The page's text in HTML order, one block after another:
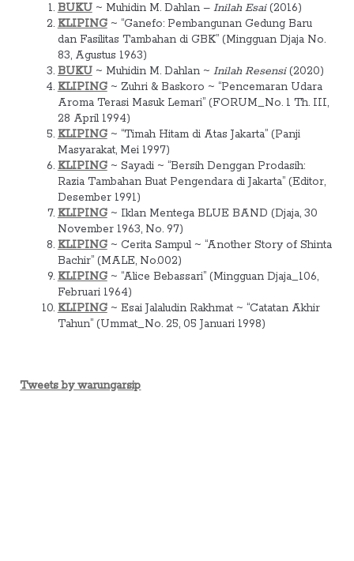
BUKU~ Muhidin M. Dahlan – Inilah Esai(2016)
KLIPING~ “Ganefo: Pembangunan Gedung Baru
dan Fasilitas Tambahan di GBK” (Mingguan Djaja No.
83, Agustus 1963)
BUKU~ Muhidin M. Dahlan ~ Inilah Resensi(2020)
KLIPING~ Zuhri & Baskoro ~ “Pencemaran Udara
Aroma Terasi Masuk Lemari” (FORUM_No. 1 Th. III,
28 April 1994)
KLIPING~ “Timah Hitam di Atas Jakarta” (Panji
Masyarakat, Mei 1997)
KLIPING~ Sayadi ~ “Bersih Denggan Prodasih:
Razia Tambahan Buat Pengendara di Jakarta” (Editor,
Desember 1991)
KLIPING~ Iklan Mentega BLUE BAND (Djaja, 30
November 1963, No. 97)
KLIPING~ Cerita Sampul ~ “Another Story of Shinta
Bachir” (MALE, No.002)
KLIPING~ “Alice Bebassari” (Mingguan Djaja_106,
Februari 1964)
KLIPING~ Esai Jalaludin Rakhmat ~ “Catatan Akhir
Tahun” (Ummat_No. 25, 05 Januari 1998)
Tweets by warungarsip